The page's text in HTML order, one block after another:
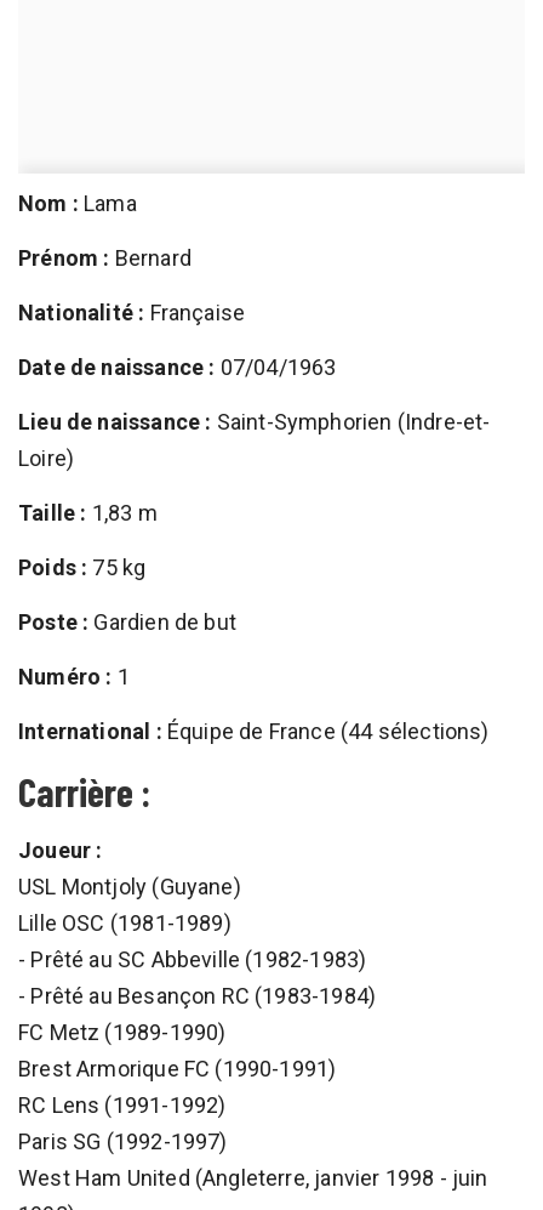
Nom : Lama
Prénom : Bernard
Nationalité : Française
Date de naissance : 07/04/1963
Lieu de naissance : Saint-Symphorien (Indre-et-
Loire)
Taille : 1,83 m
Poids : 75 kg
Poste : Gardien de but
Numéro : 1
International : Équipe de France (44 sélections)
Carrière :
Joueur :
USL Montjoly (Guyane)
Lille OSC (1981-1989)
- Prêté au SC Abbeville (1982-1983)
- Prêté au Besançon RC (1983-1984)
FC Metz (1989-1990)
Brest Armorique FC (1990-1991)
RC Lens (1991-1992)
Paris SG (1992-1997)
West Ham United (Angleterre, janvier 1998 - juin